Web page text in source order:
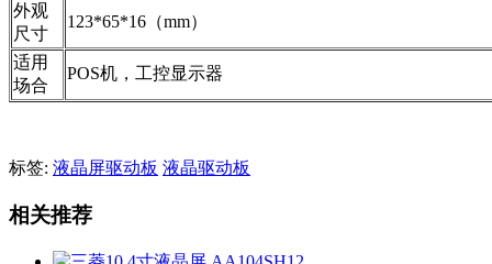
外观
尺寸
123*65*16（mm）
适用
场合
POS机，工控显示器
标签: 液晶屏驱动板 液晶驱动板
相关推荐